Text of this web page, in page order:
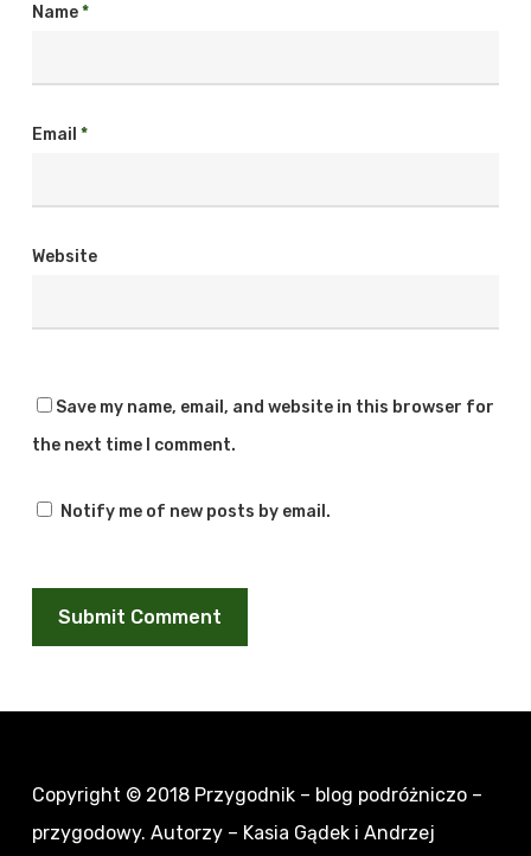
Name*
Email *
Website
Save my name, email, and website in this browser for
the next time I comment.
Notify me of new posts by email.
Copyright © 2018 Przygodnik – blog podróżniczo –
przygodowy. Autorzy – Kasia Gądek i Andrzej